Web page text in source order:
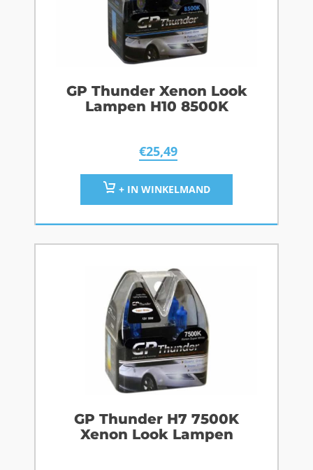
GP Thunder Xenon Look
Lampen H10 8500K
€25,49
+ IN WINKELMAND
GP Thunder H7 7500K
Xenon Look Lampen